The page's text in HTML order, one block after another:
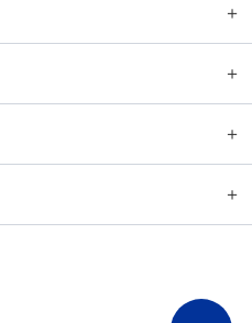
＋
＋
＋
＋